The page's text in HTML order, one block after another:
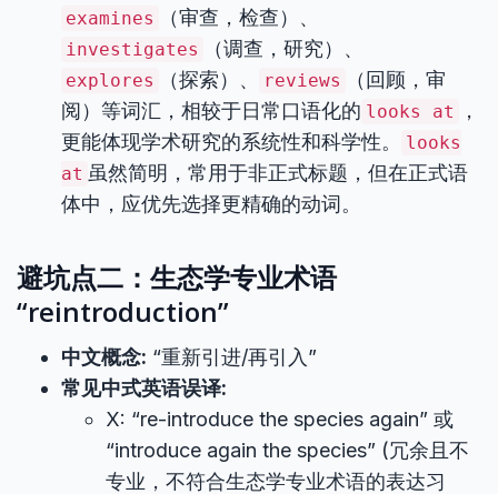
examines （审查，检查）、
investigates （调查，研究）、
explores （探索）、 reviews
（回顾，审
阅）等词汇，相较于日常口语化的 looks at
，
更能体现学术研究的系统性和科学性。
looks
at 虽然简明，常用于非正式标题，但在正式语
体中，应优先选择更精确的动词。
避坑点二：生态学专业术语
“reintroduction”
中文概念: “重新引进/再引入”
常见中式英语误译:
X: “re-introduce the species again” 或
“introduce again the species” (冗余且不
专业，不符合生态学专业术语的表达习